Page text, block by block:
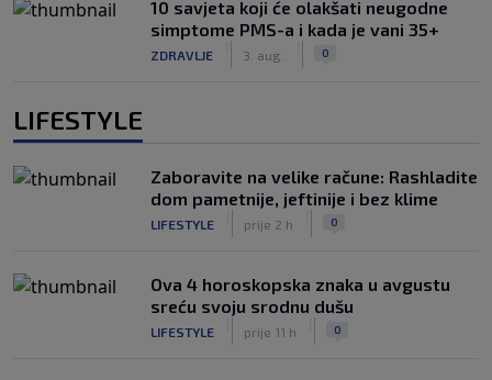
10 savjeta koji će olakšati neugodne
simptome PMS-a i kada je vani 35+
ZDRAVLJE 3. aug. 0
LIFESTYLE
Zaboravite na velike račune: Rashladite
dom pametnije, jeftinije i bez klime
LIFESTYLE prije 2 h 0
Ova 4 horoskopska znaka u avgustu
sreću svoju srodnu dušu
LIFESTYLE prije 11 h 0